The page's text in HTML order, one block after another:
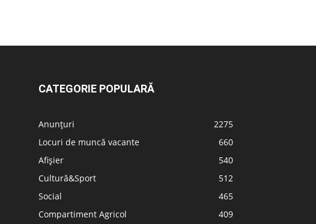
CATEGORIE POPULARĂ
Anunțuri
2275
Locuri de muncă vacante
660
Afișier
540
Cultură&Sport
512
Social
465
Compartiment Agricol
409